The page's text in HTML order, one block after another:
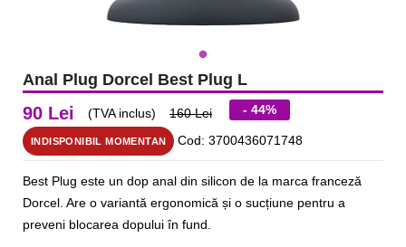
Anal Plug Dorcel Best Plug L
90 Lei (TVA inclus) 160 Lei - 44%
INDISPONIBIL MOMENTAN Cod: 3700436071748
Best Plug este un dop anal din silicon de la marca franceză
Dorcel. Are o variantă ergonomică și o sucțiune pentru a
preveni blocarea dopului în fund.